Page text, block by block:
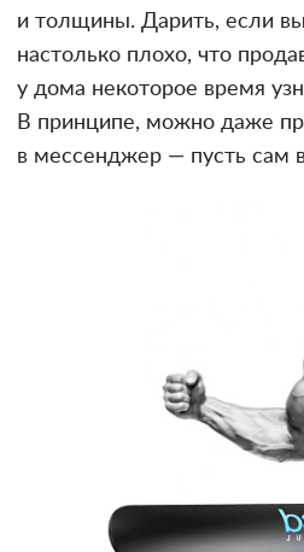
и толщины. Дарить, если вы
настолько плохо, что
у дома некоторое время
В принципе, можно даже
в мессенджер — пусть сам